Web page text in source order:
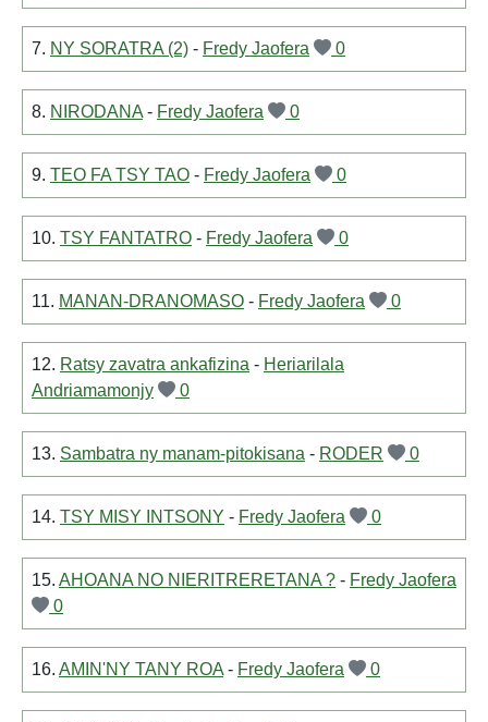
7. NY SORATRA (2) - Fredy Jaofera 0
8. NIRODANA - Fredy Jaofera 0
9. TEO FA TSY TAO - Fredy Jaofera 0
10. TSY FANTATRO - Fredy Jaofera 0
11. MANAN-DRANOMASO - Fredy Jaofera 0
12. Ratsy zavatra ankafizina - Heriarilala
Andriamamonjy
0
13. Sambatra ny manam-pitokisana - RODER 0
14. TSY MISY INTSONY - Fredy Jaofera 0
15. AHOANA NO NIERITRERETANA ? - Fredy Jaofera
0
16. AMIN'NY TANY ROA - Fredy Jaofera 0